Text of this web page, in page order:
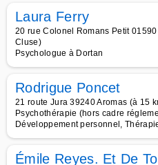
Laura Ferry
20 rue Colonel Romans Petit
Cluse)
Psychologue à Dortan
Rodrigue Poncet
21 route Jura 39240 Aromas (à 15
Psychothérapie (hors cadre
Développement personnel,
Émile Reyes. Et De